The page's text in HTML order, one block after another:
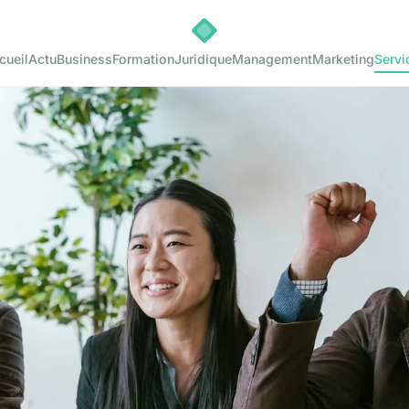
ActuBusinessFormationJuridiqueManagementMarketing